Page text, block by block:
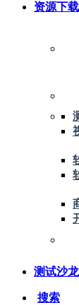
资源下载
测试沙龙
搜索